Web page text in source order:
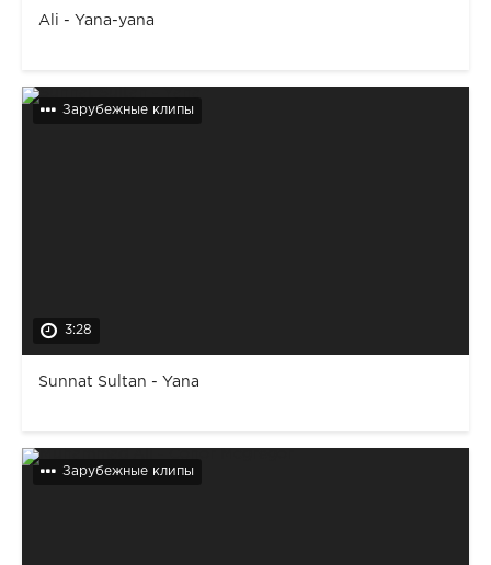
Ali - Yana-yana
Зарубежные клипы
3:28
Sunnat Sultan - Yana
Зарубежные клипы